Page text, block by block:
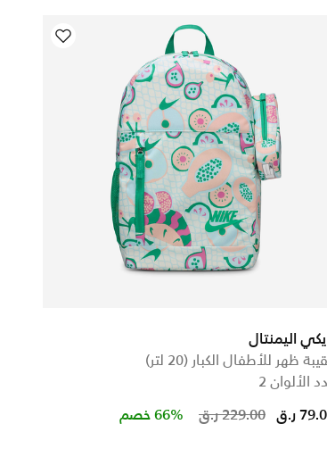
اليمنتال
ظهر للأطفال الكبار (20 لتر)
الألوان 2
Price reduced from
229.00 ر.ق to ر.ق 66% خصم